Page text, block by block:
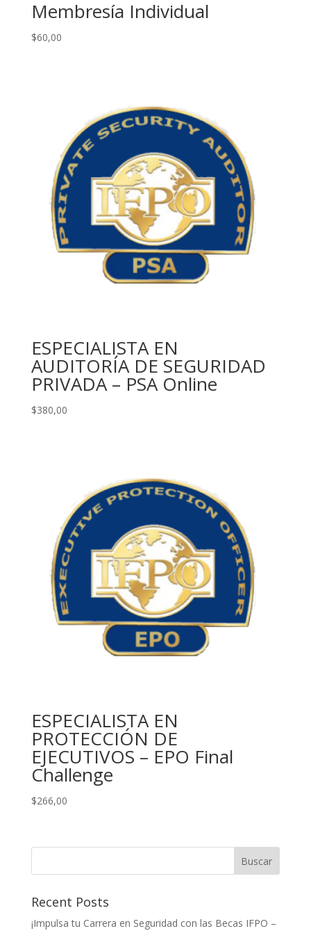
Membresía Individual
$60,00
ESPECIALISTA EN
AUDITORÍA DE SEGURIDAD
PRIVADA – PSA Online
$380,00
ESPECIALISTA EN
PROTECCIÓN DE
EJECUTIVOS – EPO Final
Challenge
$266,00
Buscar
Recent Posts
¡Impulsa tu Carrera en Seguridad con las Becas IFPO –